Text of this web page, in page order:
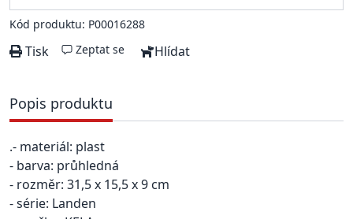
Kód produktu: P00016288
Tisk Zeptat se Hlídat
Popis produktu
.- materiál: plast
- barva: průhledná
- rozměr: 31,5 x 15,5 x 9 cm
- série: Landen